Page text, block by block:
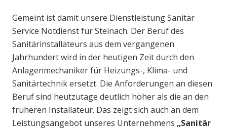
Gemeint ist damit unsere Dienstleistung Sanitär
Service Notdienst für Steinach. Der Beruf des
Sanitärinstallateurs aus dem vergangenen
Jahrhundert wird in der heutigen Zeit durch den
Anlagenmechaniker für Heizungs-, Klima- und
Sanitärtechnik ersetzt. Die Anforderungen an diesen
Beruf sind heutzutage deutlich höher als die an den
früheren Installateur. Das zeigt sich auch an dem
Leistungsangebot unseres Unternehmens „Sanitär